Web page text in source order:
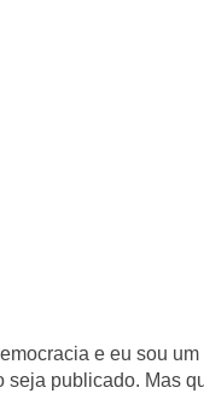
e eu sou
seja publicado. Mas